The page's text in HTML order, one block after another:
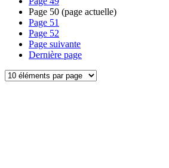
Page 50 (page actuelle)
Page 51
Page 52
Page suivante
Dernière page